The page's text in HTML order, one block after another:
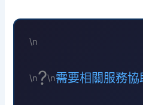
\n
\n?\n需要相關服務協